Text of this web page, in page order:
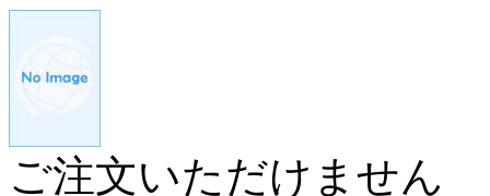
ご注文いただけません